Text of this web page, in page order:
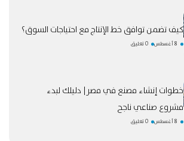
كيف تضمن توافق خط الإنتاج مع احتياجات السوق؟
8 أغسطس 0 تعليق
خطوات إنشاء مصنع في مصر| دليلك لبدء
مشروع صناعي ناجح
8 أغسطس 0 تعليق